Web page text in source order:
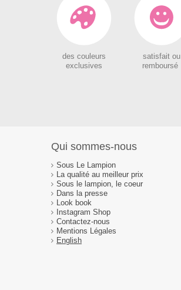
des couleurs
exclusives
satisfait ou
remboursé
Qui sommes-nous
Sous Le Lampion
La qualité au meilleur prix
Sous le lampion, le coeur
Dans la presse
Look book
Instagram Shop
Contactez-nous
Mentions Légales
English